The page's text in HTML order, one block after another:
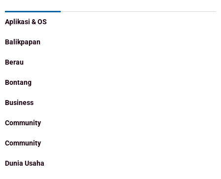
Aplikasi & OS
Balikpapan
Berau
Bontang
Business
Community
Community
Dunia Usaha